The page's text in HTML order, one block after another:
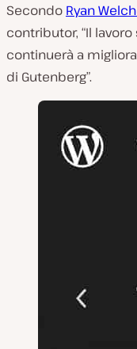
Secondo Ryan
contributor, “Il
continuerà a
di Gutenberg”.